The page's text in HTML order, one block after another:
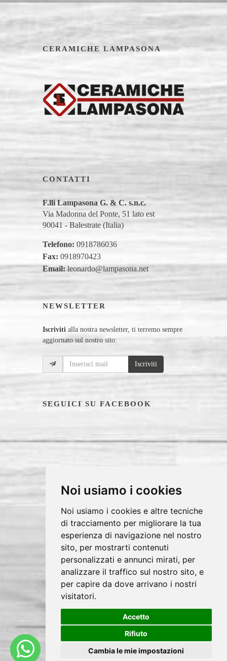
Noi usiamo i cookies
Noi usiamo i cookies e altre tecniche
di tracciamento per migliorare la tua
esperienza di navigazione nel nostro
sito, per mostrarti contenuti
personalizzati e annunci mirati, per
analizzare il traffico sul nostro sito, e
per capire da dove arrivano i nostri
visitatori.
Accetto
Rifiuto
Cambia le mie impostazioni
CERAMICHE LAMPASONA
CONTATTI
F.lli Lampasona G. & C. s.n.c.
Via Madonna del Ponte, 51 lato est
90041 - Balestrate (Italia)
Telefono: 0918786036
Fax: 0918970423
Email: leonardo@lampasona.net
NEWSLETTER
Iscriviti alla nostra newsletter, ti terremo sempre
aggiornato sul nostro sito:
Iscriviti
SEGUICI SU FACEBOOK
Copyrights © 2026 F.lli Lampasona G. & C.
s.n.c. Tutti i diritti riservati.
Partita Iva: 05436160823 /
Privacy e Cookie Policy
Sito realizzato conClickoso